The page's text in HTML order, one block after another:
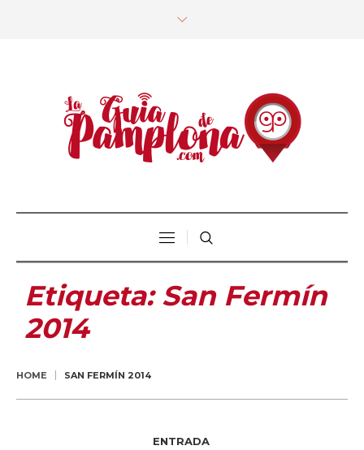
Etiqueta:San Fermín
2014
HOME SAN FERMÍN 2014
ENTRADA